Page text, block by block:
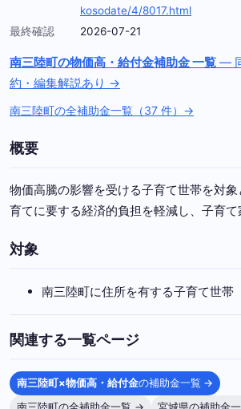
kosodate/4/8017.html
最終確認
2026-07-21
南三陸町の物価高・給付金補助金 一覧 —
約・編集解説あり →
南三陸町の全補助金一覧（37 件）→
概要
物価高騰の影響を受ける子育て世帯を対
育てに要する経済的負担を軽減し、子育て
対象
南三陸町に住所を有する子育て世帯
関連する一覧ページ
南三陸町×物価高・給付金の補助金一覧 →